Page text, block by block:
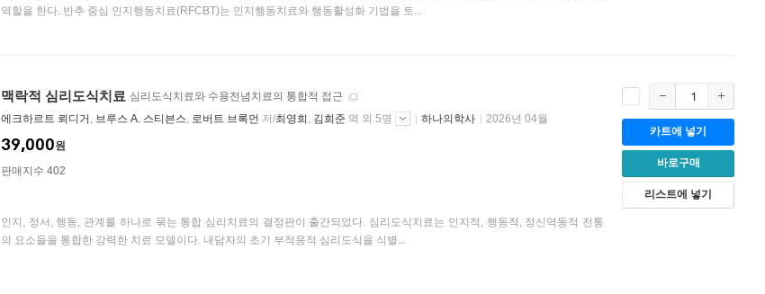
역할을 한다. 반추 중심 인지행동치료(RFCBT)는 인지행동치료와 행동활성화 기법을 토...
맥락적 심리도식치료 심리도식치료와 수용전념치료의 통합적 접근
에크하르트 뢰디거 , 브루스 A. 스티븐스, 로버트 브록먼 저/최영희 , 김희준 역 외 5명 하나의학사 2026년 04월
39,000원
판매지수 402
인지, 정서, 행동, 관계를 하나로 묶는 통합 심리치료의 결정판이 출간되었다. 심리도식치료는 인지적, 행동적, 정신역동적 전통
의 요소들을 통합한 강력한 치료 모델이다. 내담자의 초기 부적응적 심리도식을 식별...
카트에 넣기
바로구매
리스트에 넣기